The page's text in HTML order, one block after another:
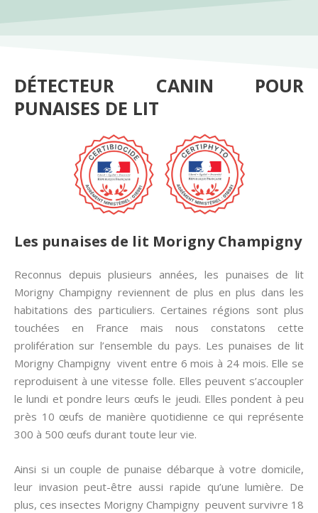
DÉTECTEUR CANIN POUR
PUNAISES DE LIT
Les punaises de lit Morigny Champigny
Reconnus depuis plusieurs années, les punaises de lit
Morigny Champigny reviennent de plus en plus dans les
habitations des particuliers. Certaines régions sont plus
touchées en France mais nous constatons cette
prolifération sur l’ensemble du pays. Les punaises de lit
Morigny Champigny vivent entre 6 mois à 24 mois. Elle se
reproduisent à une vitesse folle. Elles peuvent s’accoupler
le lundi et pondre leurs œufs le jeudi. Elles pondent à peu
près 10 œufs de manière quotidienne ce qui représente
300 à 500 œufs durant toute leur vie.
Ainsi si un couple de punaise débarque à votre domicile,
leur invasion peut-être aussi rapide qu’une lumière. De
plus, ces insectes Morigny Champigny peuvent survivre 18